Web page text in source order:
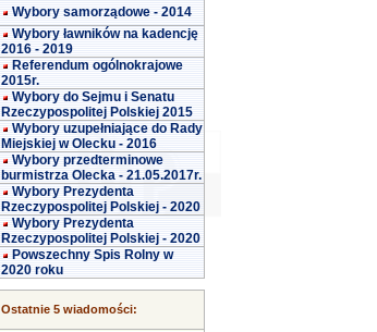
Wybory samorządowe - 2014
Wybory ławników na kadencję
2016 - 2019
Referendum ogólnokrajowe
2015r.
Wybory do Sejmu i Senatu
Rzeczypospolitej Polskiej 2015
Wybory uzupełniające do Rady
Miejskiej w Olecku - 2016
Wybory przedterminowe
burmistrza Olecka - 21.05.2017r.
Wybory Prezydenta
Rzeczypospolitej Polskiej - 2020
Wybory Prezydenta
Rzeczypospolitej Polskiej - 2020
Powszechny Spis Rolny w
2020 roku
Ostatnie 5 wiadomości: